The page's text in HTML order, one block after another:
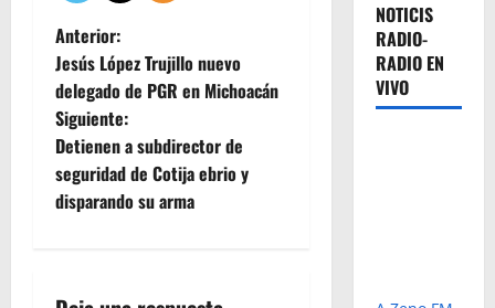
N
a
v
e
Anterior:
Jesús López Trujillo nuevo
delegado de PGR en Michoacán
Siguiente:
Detienen a subdirector de
seguridad de Cotija ebrio y
disparando su arma
NOTICIS
RADIO-
RADIO EN
VIVO